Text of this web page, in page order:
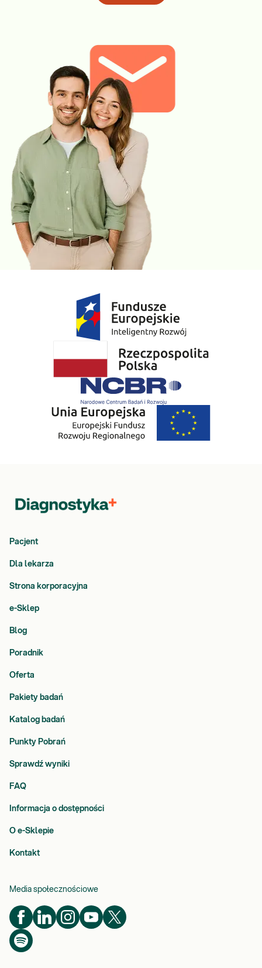
Pacjent
Dla lekarza
Strona korporacyjna
e-Sklep
Blog
Poradnik
Oferta
Pakiety badań
Katalog badań
Punkty Pobrań
Sprawdź wyniki
FAQ
Informacja o dostępności
O e-Sklepie
Kontakt
Media społecznościowe